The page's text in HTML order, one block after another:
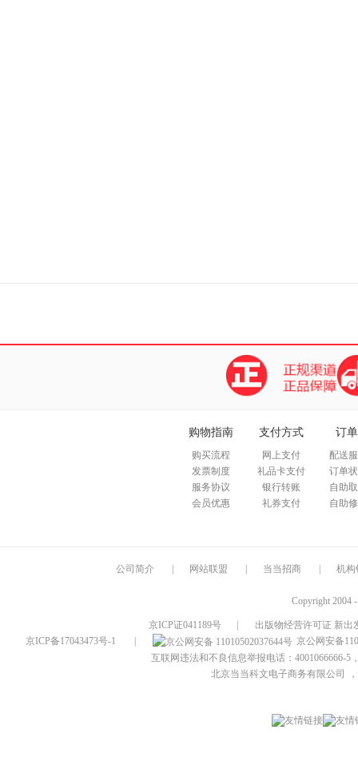
购物指南
购买流程
发票制度
服务协议
会员优惠
支付方式
网上支付
礼品卡支付
银行转账
礼券支付
订
配送
订单
自助
自助
公司简介 网站联盟 当当招商 机构
Copyright 2004
京ICP证041189号
出版物经营许可证 新出
京ICP备17043473号-1
京公网安备
互联网违法和不良信息举报电话：4001066666-5
北京当当科文电子商务有限公司